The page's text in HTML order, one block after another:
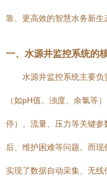
靠、更高效的智慧水务新生
一、水源井监控系统的
水源井监控系统主要
（如pH值、浊度、余氯等
停）、流量、压力等关键
后、维护困难等问题。而
实现了数据自动采集、无